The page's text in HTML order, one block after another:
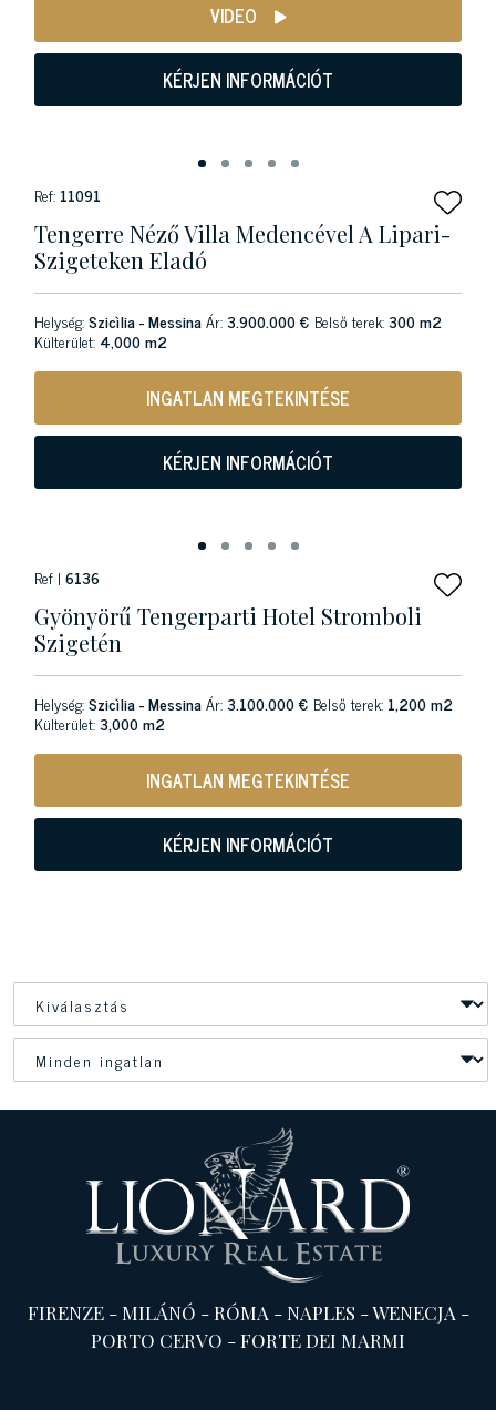
VIDEO
KÉRJEN INFORMÁCIÓT
Ref: 11091
Tengerre Néző Villa Medencével A Lipari-
Szigeteken Eladó
Helység:Szicìlia - MessinaÁr:3.900.000 € Belső terek:300 m2
Külterület: 4,000 m2
INGATLAN MEGTEKINTÉSE
KÉRJEN INFORMÁCIÓT
Ref | 6136
Gyönyörű Tengerparti Hotel Stromboli
Szigetén
Helység:Szicìlia - MessinaÁr:3.100.000 € Belső terek: 1,200 m2
Külterület:3,000 m2
INGATLAN MEGTEKINTÉSE
KÉRJEN INFORMÁCIÓT
FIRENZE-MILÁNÓ -RÓMA -NAPLES -WENECJA -
PORTO CERVO -FORTE DEI MARMI